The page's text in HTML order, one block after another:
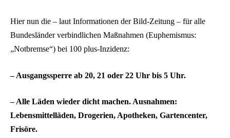
Hier nun die – laut Informationen der Bild-Zeitung – für alle
Bundesländer verbindlichen Maßnahmen (Euphemismus:
„Notbremse“) bei 100 plus-Inzidenz:
– Ausgangssperre ab 20, 21 oder 22 Uhr bis 5 Uhr.
– Alle Läden wieder dicht machen. Ausnahmen:
Lebensmittelläden, Drogerien, Apotheken, Gartencenter,
Frisöre.